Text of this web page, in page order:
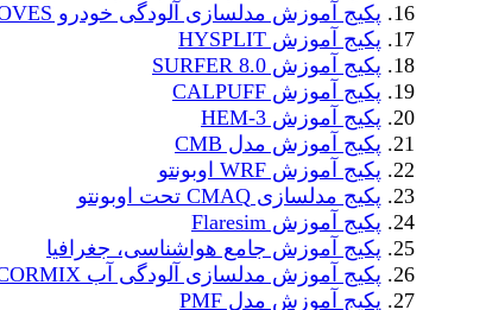
پکیج آموزش مدلسازی آلودگی خودرو MOVES
پکیج آموزش HYSPLIT
پکیج آموزش SURFER 8.0
پکیج آموزش CALPUFF
پکیج آموزش HEM-3
پکیج آموزش مدل CMB
پکیج آموزش WRF اوبونتو
پکیج مدلسازی CMAQ تحت اوبونتو
پکیج آموزش Flaresim
پکیج آموزش جامع هواشناسی، جغرافیا
پکیج آموزش مدلسازی آلودگی آب CORMIX
پکیج آموزش مدل PMF